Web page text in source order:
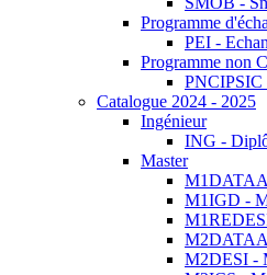
Programme
PEI -
Programme non
PNCIPSIC
Catalogue 2024 - 2025
Ingénieur
ING -
Master
M1IGD -
M2DESI -